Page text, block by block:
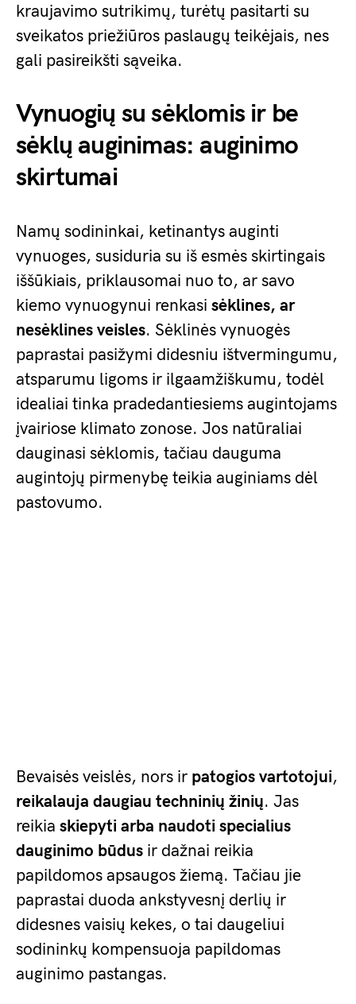
kraujavimo sutrikimų, turėtų pasitarti su
sveikatos priežiūros paslaugų teikėjais, nes
gali pasireikšti sąveika.
Vynuogių su sėklomis ir be
sėklų auginimas: auginimo
skirtumai
Namų sodininkai, ketinantys auginti
vynuoges, susiduria su iš esmės skirtingais
iššūkiais, priklausomai nuo to, ar savo
kiemo vynuogynui renkasi sėklines, ar
nesėklines veisles. Sėklinės vynuogės
paprastai pasižymi didesniu ištvermingumu,
atsparumu ligoms ir ilgaamžiškumu, todėl
idealiai tinka pradedantiesiems augintojams
įvairiose klimato zonose. Jos natūraliai
dauginasi sėklomis, tačiau dauguma
augintojų pirmenybę teikia auginiams dėl
pastovumo.
Bevaisės veislės, nors ir patogios vartotojui,
reikalauja daugiau techninių žinių. Jas
reikia skiepyti arba naudoti specialius
dauginimo būdus ir dažnai reikia
papildomos apsaugos žiemą. Tačiau jie
paprastai duoda ankstyvesnį derlių ir
didesnes vaisių kekes, o tai daugeliui
sodininkų kompensuoja papildomas
auginimo pastangas.